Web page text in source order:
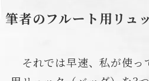
筆者のフルート用リュ
それでは早速、私が使っ